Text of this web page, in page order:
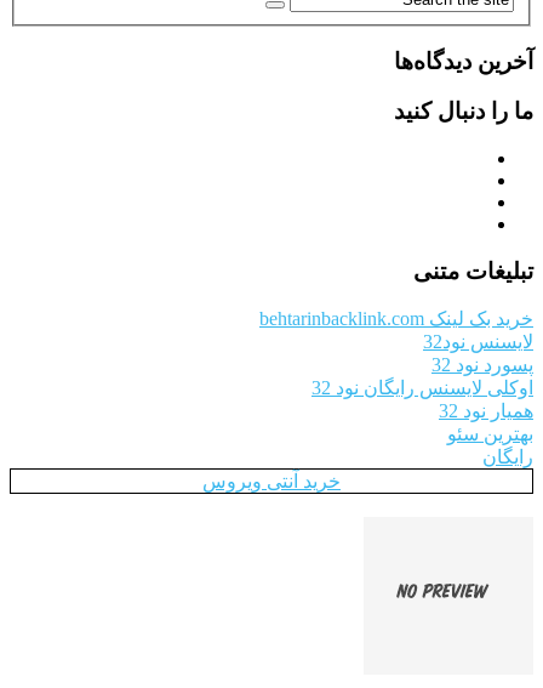
آخرین دیدگاه‌ها
ما را دنبال کنید
تبلیغات متنی
خرید بک لینک behtarinbacklink.com
لایسنس نود32
پسورد نود 32
اوکلی لایسنس رایگان نود 32
همیار نود 32
بهترین سئو
رایگان
خرید آنتی ویروس